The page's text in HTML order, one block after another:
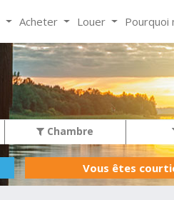
Acheter Louer Pourquoi
Chambre
Vous êtes